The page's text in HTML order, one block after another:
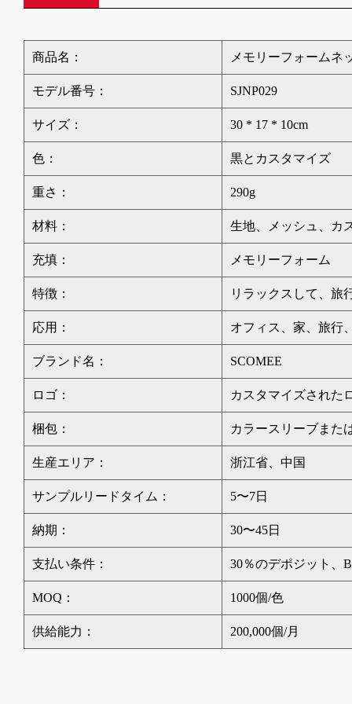
商品名： メモリーフォームネ
モデル番号： SJNP029
サイズ： 30 * 17 * 10cm
色： 黒とカスタマイズ
重さ： 290g
材料： 生地、メッシュ、カ
充填： メモリーフォーム
特徴： リラックスして、旅
応用： オフィス、家、旅行
ブランド名： SCOMEE
ロゴ： カスタマイズされた
梱包： カラースリーブまた
生産エリア： 浙江省、中国
サンプルリードタイム： 5〜7日
納期： 30〜45日
支払い条件： 30％のデポジット、
MOQ： 1000個/色
供給能力： 200,000個/月